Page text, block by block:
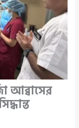
আব্বাসের